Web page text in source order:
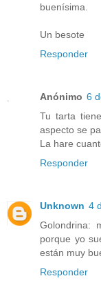
buenísima.
Un besote
Responder
Anónimo 6
Tu tarta
aspecto se
La hare
Responder
Unknown 4
Golondrina:
porque yo
están muy
Responder